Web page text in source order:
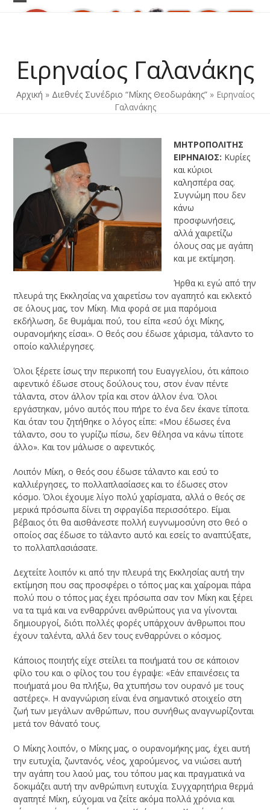
Skip
Open
Close
Ειρηναίος Γαλανάκης
Αρχική » Διεθνές Συνέδριο “Μίκης Θεοδωράκης”» Ειρηναίος
Γαλανάκης
ΜΗΤΡΟΠΟΛΙΤΗΣ
ΕΙΡΗΝΑΙΟΣ: Κυρίες
και κύριοι
καλησπέρα σας.
Συγνώμη που δεν
κάνω
προσφωνήσεις,
αλλά χαιρετίζω
όλους σας με αγάπη
και με εκτίμηση.
Ήρθα κι εγώ από την
πλευρά της Εκκλησίας να χαιρετίσω τον αγαπητό και εκλεκτό
σε όλους μας, τον Μίκη. Μια φορά σε μια παρόμοια
εκδήλωση, δε θυμάμαι πού, του είπα «εσύ όχι Μίκης,
ουρανομήκης είσαι». Ο θεός σου έδωσε χάρισμα, τάλαντο το
οποίο καλλιέργησες.
Όλοι ξέρετε ίσως την περικοπή του Ευαγγελίου, ότι κάποιο
αφεντικό έδωσε στους δούλους του, στον έναν πέντε
τάλαντα, στον άλλον τρία και στον άλλον ένα. Όλοι
εργάστηκαν, μόνο αυτός που πήρε το ένα δεν έκανε τίποτα.
Και όταν του ζητήθηκε ο λόγος είπε: «Μου έδωσες ένα
τάλαντο, σου το γυρίζω πίσω, δεν θέλησα να κάνω τίποτε
άλλο». Και τον μάλωσε ο αφεντικός.
Λοιπόν Μίκη, ο θεός σου έδωσε τάλαντο και εσύ το
καλλιέργησες, το πολλαπλασίασες και το έδωσες στον
κόσμο. Όλοι έχουμε λίγο πολύ χαρίσματα, αλλά ο θεός σε
μερικά πρόσωπα δίνει τη σφραγίδα περισσότερο. Είμαι
βέβαιος ότι θα αισθάνεστε πολλή ευγνωμοσύνη στο θεό ο
οποίος σας έδωσε το τάλαντο αυτό και εσείς το αναπτύξατε,
το πολλαπλασιάσατε.
Δεχτείτε λοιπόν κι από την πλευρά της Εκκλησίας αυτή την
εκτίμηση που σας προσφέρει ο τόπος μας και χαίρομαι πάρα
πολύ που ο τόπος μας έχει πρόσωπα σαν τον Μίκη και ξέρει
να τα τιμά και να ενθαρρύνει ανθρώπους για να γίνονται
δημιουργοί, διότι πολλές φορές υπάρχουν άνθρωποι που
έχουν ταλέντα, αλλά δεν τους ενθαρρύνει ο κόσμος.
Κάποιος ποιητής είχε στείλει τα ποιήματά του σε κάποιον
φίλο του και ο φίλος του του έγραψε: «Εάν επαινέσεις τα
ποιήματά μου θα πλήξω, θα χτυπήσω τον ουρανό με τους
αστέρες». Η αναγνώριση είναι ένα σημαντικό στοιχείο στη
ζωή των μεγάλων ανθρώπων, που συνήθως αναγνωρίζονται
μετά τον θάνατό τους.
Ο Μίκης λοιπόν, ο Μίκης μας, ο ουρανομήκης μας, έχει αυτή
την ευτυχία, ζωντανός, νέος, χαρούμενος, να νιώσει αυτή
την αγάπη του λαού μας, του τόπου μας και πραγματικά να
δοκιμάζει αυτή την ανθρώπινη ευτυχία. Συγχαρητήρια θερμά
αγαπητέ Μίκη, εύχομαι να ζείτε ακόμα πολλά χρόνια και